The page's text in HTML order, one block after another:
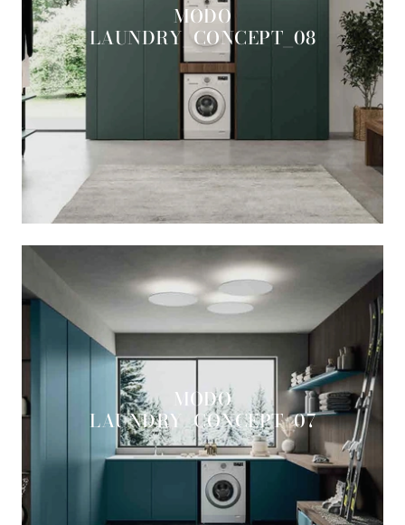
MODO
LAUNDRY_CONCEPT_08
MODO
LAUNDRY_CONCEPT_07